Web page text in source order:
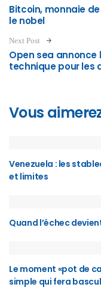
Bitcoin, monnaie
le nobel
Next Post
Open sea annonce
technique pour les
Vous
Venezuela : les
et limites
Quand l’échec
Le moment «pot de
simple qui fera